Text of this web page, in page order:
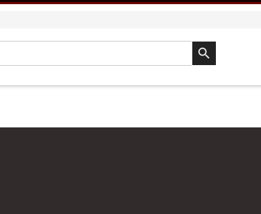
SEARCH BUTTON